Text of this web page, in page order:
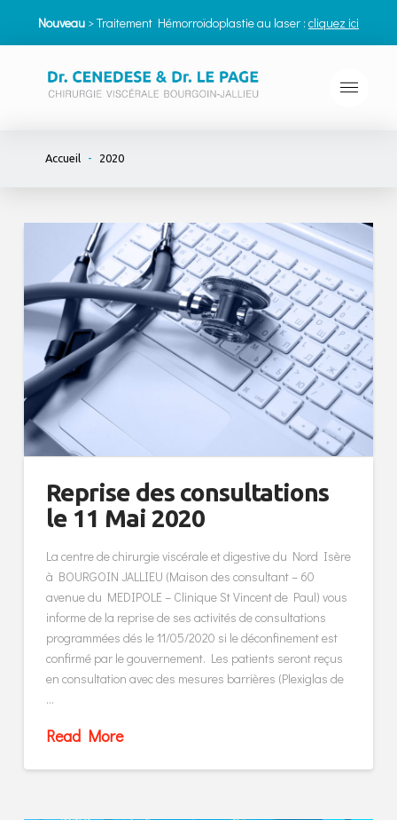
Nouveau > Traitement Hémorroïdoplastie au laser : cliquez ici
Accueil - 2020
Reprise des consultations
le 11 Mai 2020
La centre de chirurgie viscérale et digestive du Nord Isère
à BOURGOIN JALLIEU (Maison des consultant – 60
avenue du MEDIPOLE – Clinique St Vincent de Paul) vous
informe de la reprise de ses activités de consultations
programmées dés le 11/05/2020 si le déconfinement est
confirmé par le gouvernement. Les patients seront reçus
en consultation avec des mesures barrières (Plexiglas de
…
Read More